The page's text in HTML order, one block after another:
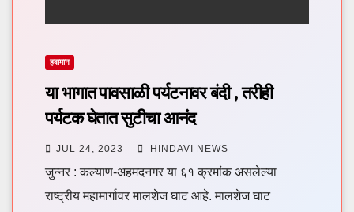
हवामान
या भागात पावसाळी पर्यटनावर बंदी , तरीही
पर्यटक घेतात सुटीचा आनंद
JUL 24, 2023 HINDAVI NEWS
जुन्नर : कल्याण-अहमदनगर या ६१ क्रमांक असलेल्या
राष्ट्रीय महामार्गावर मालशेज घाट आहे. मालशेज घाट